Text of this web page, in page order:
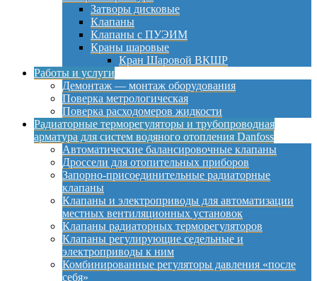
Затворы дисковые
Клапаны
Клапаны с ПУЭИМ
Краны шаровые
Кран Шаровой ВКШР
Работы и услуги
Демонтаж — монтаж оборудования
Поверка метрологическая
Поверка расходомеров жидкости
Радиаторные терморегуляторы и трубопроводная
арматура для систем водяного отопления Danfoss
Автоматические балансировочные клапаны
Дроссели для отопительных приборов
Запорно-присоединительные радиаторные
клапаны
Клапаны и электроприводы для автоматизации
местных вентиляционных установок
Клапаны радиаторных терморегуляторов
Клапаны регулирующие седельные и
электроприводы к ним
Комбинированные регуляторы давления «после
себя»